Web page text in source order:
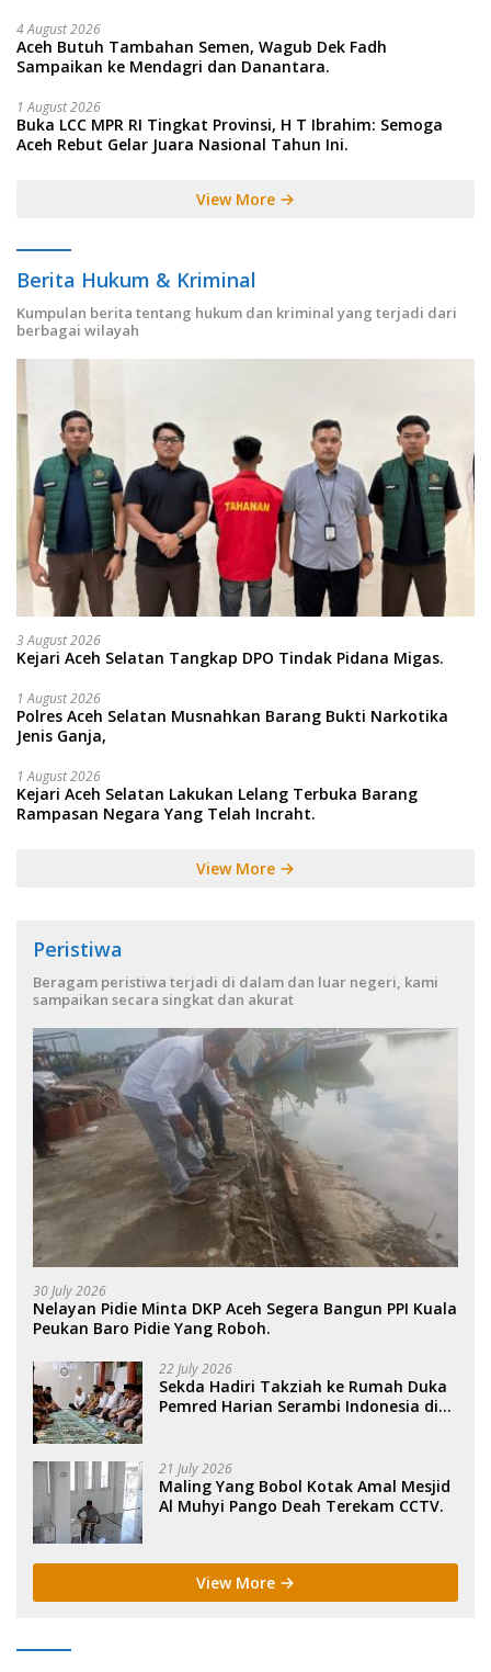
4 August 2026
Aceh Butuh Tambahan Semen, Wagub Dek Fadh
Sampaikan ke Mendagri dan Danantara.
1 August 2026
Buka LCC MPR RI Tingkat Provinsi, H T Ibrahim: Semoga
Aceh Rebut Gelar Juara Nasional Tahun Ini.
View More
Berita Hukum & Kriminal
Kumpulan berita tentang hukum dan kriminal yang terjadi dari
berbagai wilayah
3 August 2026
Kejari Aceh Selatan Tangkap DPO Tindak Pidana Migas.
1 August 2026
Polres Aceh Selatan Musnahkan Barang Bukti Narkotika
Jenis Ganja,
1 August 2026
Kejari Aceh Selatan Lakukan Lelang Terbuka Barang
Rampasan Negara Yang Telah Incraht.
View More
Peristiwa
Beragam peristiwa terjadi di dalam dan luar negeri, kami
sampaikan secara singkat dan akurat
30 July 2026
Nelayan Pidie Minta DKP Aceh Segera Bangun PPI Kuala
Peukan Baro Pidie Yang Roboh.
22 July 2026
Sekda Hadiri Takziah ke Rumah Duka
Pemred Harian Serambi Indonesia di
21 July 2026
Maling Yang Bobol Kotak Amal Mesjid
Al Muhyi Pango Deah Terekam CCTV.
View More